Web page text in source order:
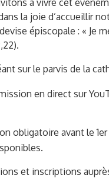
à vivre cet
la joie d’accueillir
épiscopale : « Je
sur le parvis de la
en direct sur
obligatoire avant le
et inscriptions